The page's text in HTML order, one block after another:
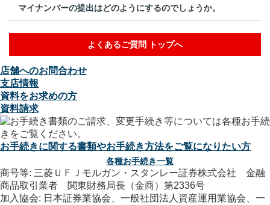
マイナンバーの提出はどのようにするのでしょうか。
よくあるご質問 トップへ
店舗へのお問合わせ
支店情報
資料をお求めの方
資料請求
お手続きに関する書類やお手続き方法をご覧になりたい方
各種お手続き一覧
商号等: 三菱ＵＦＪモルガン・スタンレー証券株式会社 金融
商品取引業者 関東財務局長（金商）第2336号
加入協会: 日本証券業協会、一般社団法人資産運用業協会、一